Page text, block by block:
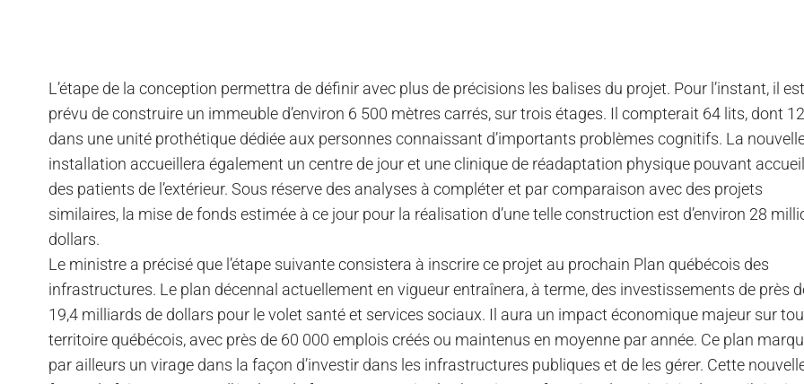
L’étape de la conception permettra de définir avec plus de précisions les balises du projet. Pour l’instant, il est
prévu de construire un immeuble d’environ 6 500 mètres carrés, sur trois étages. Il compterait 64 lits, dont 12
dans une unité prothétique dédiée aux personnes connaissant d’importants problèmes cognitifs. La
installation accueillera également un centre de jour et une clinique de réadaptation physique pouvant
des patients de l’extérieur. Sous réserve des analyses à compléter et par comparaison avec des projets
similaires, la mise de fonds estimée à ce jour pour la réalisation d’une telle construction est d’environ 28
dollars.
Le ministre a précisé que l’étape suivante consistera à inscrire ce projet au prochain Plan québécois des
infrastructures. Le plan décennal actuellement en vigueur entraînera, à terme, des investissements de près
19,4 milliards de dollars pour le volet santé et services sociaux. Il aura un impact économique majeur sur
territoire québécois, avec près de 60 000 emplois créés ou maintenus en moyenne par année. Ce plan
par ailleurs un virage dans la façon d’investir dans les infrastructures publiques et de les gérer. Cette